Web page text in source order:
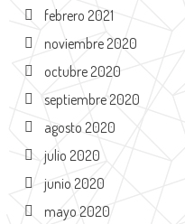
febrero 2021
noviembre 2020
octubre 2020
septiembre 2020
agosto 2020
julio 2020
junio 2020
mayo 2020